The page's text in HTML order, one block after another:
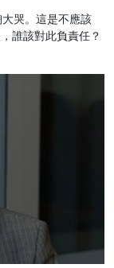
哭。這是不應該
誰該對此負責任？